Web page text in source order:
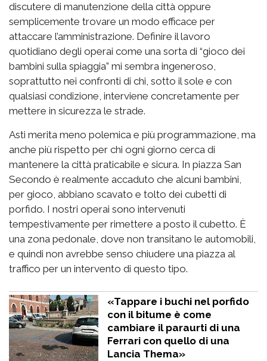
discutere di manutenzione della città oppure
semplicemente trovare un modo efficace per
attaccare l’amministrazione. Definire il lavoro
quotidiano degli operai come una sorta di “gioco dei
bambini sulla spiaggia” mi sembra ingeneroso,
soprattutto nei confronti di chi, sotto il sole e con
qualsiasi condizione, interviene concretamente per
mettere in sicurezza le strade.
Asti merita meno polemica e più programmazione, ma
anche più rispetto per chi ogni giorno cerca di
mantenere la città praticabile e sicura. In piazza San
Secondo è realmente accaduto che alcuni bambini,
per gioco, abbiano scavato e tolto dei cubetti di
porfido. I nostri operai sono intervenuti
tempestivamente per rimettere a posto il cubetto. È
una zona pedonale, dove non transitano le automobili,
e quindi non avrebbe senso chiudere una piazza al
traffico per un intervento di questo tipo.
«Tappare i buchi nel porfido
con il bitume è come
cambiare il paraurti di una
Ferrari con quello di una
Lancia Thema»